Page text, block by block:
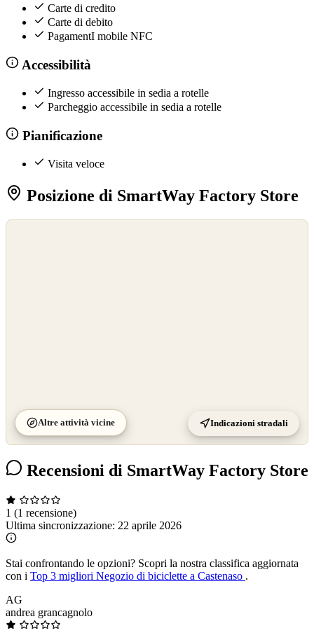
Carte di credito
Carte di debito
PagamentI mobile NFC
Accessibilità
Ingresso accessibile in sedia a rotelle
Parcheggio accessibile in sedia a rotelle
Pianificazione
Visita veloce
Posizione di SmartWay Factory Store
Altre attività vicine Indicazioni stradali
Recensioni di SmartWay Factory Store
1 (1 recensione)
Ultima sincronizzazione: 22 aprile 2026
Stai confrontando le opzioni? Scopri la nostra classifica aggiornata
con i Top 3 migliori Negozio di biciclette a Castenaso .
AG
andrea grancagnolo